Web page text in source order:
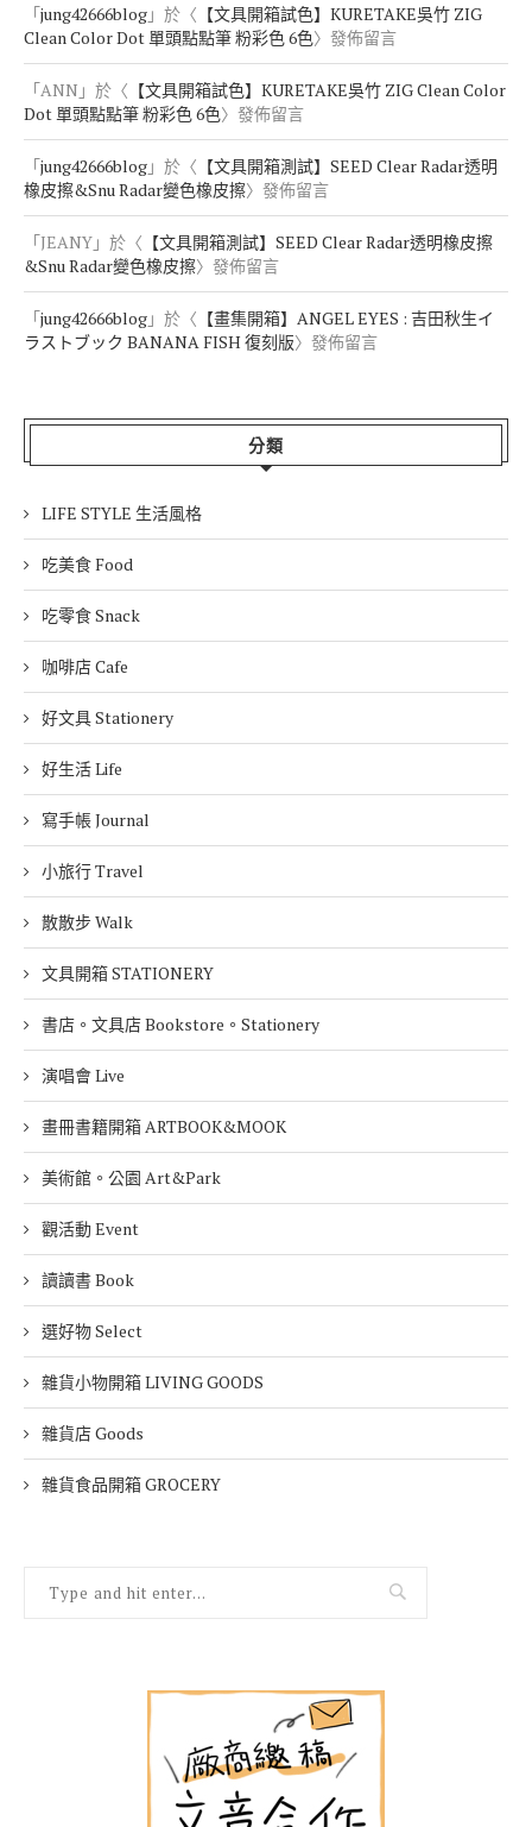
「jung42666blog 」於〈 【文具開箱試色】KURETAKE吳竹 ZIG
Clean Color Dot 單頭點點筆 粉彩色 6色〉發佈留言
「ANN 」於〈 【文具開箱試色】KURETAKE吳竹 ZIG Clean Color
Dot 單頭點點筆 粉彩色 6色〉發佈留言
「jung42666blog 」於〈 【文具開箱測試】SEED Clear Radar透明
橡皮擦&Snu Radar變色橡皮擦〉發佈留言
「JEANY 」於〈 【文具開箱測試】SEED Clear Radar透明橡皮擦
&Snu Radar變色橡皮擦〉發佈留言
「jung42666blog 」於〈 【畫集開箱】ANGEL EYES : 吉田秋生イ
ラストブック BANANA FISH 復刻版〉發佈留言
分類
LIFE STYLE 生活風格
吃美食 Food
吃零食 Snack
咖啡店 Cafe
好文具 Stationery
好生活 Life
寫手帳 Journal
小旅行 Travel
散散步 Walk
文具開箱 STATIONERY
書店。文具店 Bookstore。Stationery
演唱會 Live
畫冊書籍開箱 ARTBOOK&MOOK
美術館。公園 Art&Park
觀活動 Event
讀讀書 Book
選好物 Select
雜貨小物開箱 LIVING GOODS
雜貨店 Goods
雜貨食品開箱 GROCERY